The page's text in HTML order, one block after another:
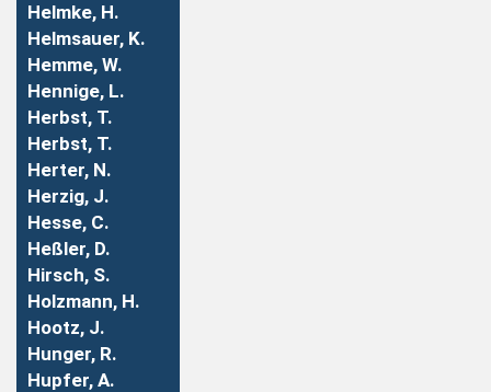
Helmke, H.
Helmsauer, K.
Hemme, W.
Hennige, L.
Herbst, T.
Herbst, T.
Herter, N.
Herzig, J.
Hesse, C.
Heßler, D.
Hirsch, S.
Holzmann, H.
Hootz, J.
Hunger, R.
Hupfer, A.